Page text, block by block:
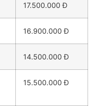
17.500.000 Đ
16.900.000 Đ
14.500.000 Đ
15.500.000 Đ